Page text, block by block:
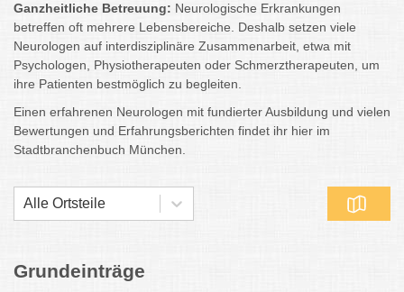
Ganzheitliche Betreuung: Neurologische Erkrankungen
betreffen oft mehrere Lebensbereiche. Deshalb setzen viele
Neurologen auf interdisziplinäre Zusammenarbeit, etwa mit
Psychologen, Physiotherapeuten oder Schmerztherapeuten, um
ihre Patienten bestmöglich zu begleiten.
Einen erfahrenen Neurologen mit fundierter Ausbildung und vielen
Bewertungen und Erfahrungsberichten findet ihr hier im
Stadtbranchenbuch München.
Alle Ortsteile
Grundeinträge